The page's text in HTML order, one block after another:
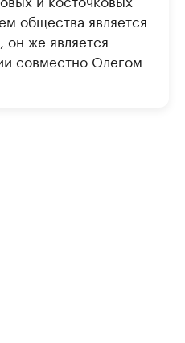
общества является
он же является
совместно Олегом